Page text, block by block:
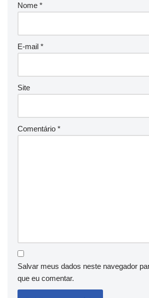
Nome *
E-mail *
Site
Comentário *
Salvar meus dados neste navegador
que eu comentar.